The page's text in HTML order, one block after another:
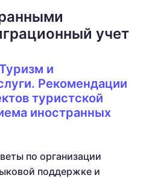
учет
и
Рекомендации
туристской
иностранных
по организации
поддержке и